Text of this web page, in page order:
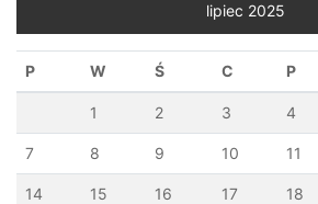
lipiec 2025
P W Ś C P
1 2 3 4
7 8 9 10 11
14 15 16 17 18